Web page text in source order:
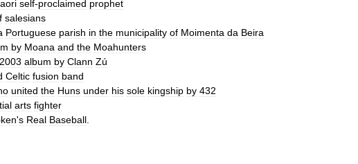
self-proclaimed prophet
salesians
Portuguese parish in the municipality of Moimenta da Beira
by Moana and the Moahunters
2003 album by Clann Zú
Celtic fusion band
united the Huns under his sole kingship by 432
arts fighter
's Real Baseball